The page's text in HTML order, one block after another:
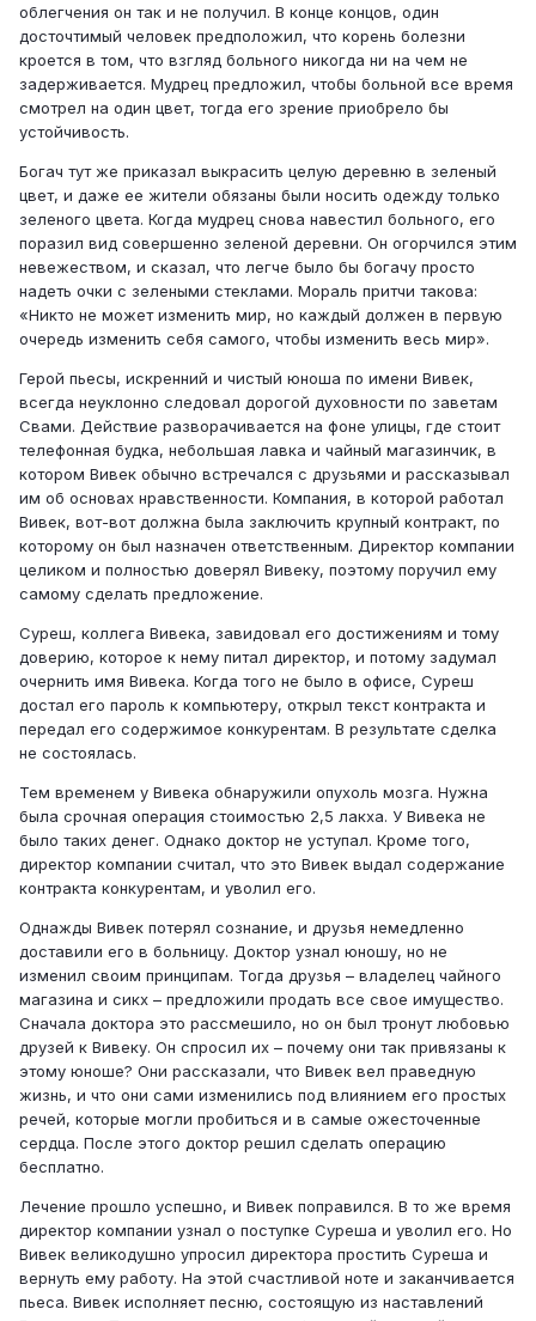
облегчения он так и не получил. В конце концов, один
досточтимый человек предположил, что корень болезни
кроется в том, что взгляд больного никогда ни на чем не
задерживается. Мудрец предложил, чтобы больной все время
смотрел на один цвет, тогда его зрение приобрело бы
устойчивость.
Богач тут же приказал выкрасить целую деревню в зеленый
цвет, и даже ее жители обязаны были носить одежду только
зеленого цвета. Когда мудрец снова навестил больного, его
поразил вид совершенно зеленой деревни. Он огорчился этим
невежеством, и сказал, что легче было бы богачу просто
надеть очки с зелеными стеклами. Мораль притчи такова:
«Никто не может изменить мир, но каждый должен в первую
очередь изменить себя самого, чтобы изменить весь мир».
Герой пьесы, искренний и чистый юноша по имени Вивек,
всегда неуклонно следовал дорогой духовности по заветам
Свами. Действие разворачивается на фоне улицы, где стоит
телефонная будка, небольшая лавка и чайный магазинчик, в
котором Вивек обычно встречался с друзьями и рассказывал
им об основах нравственности. Компания, в которой работал
Вивек, вот-вот должна была заключить крупный контракт, по
которому он был назначен ответственным. Директор компании
целиком и полностью доверял Вивеку, поэтому поручил ему
самому сделать предложение.
Суреш, коллега Вивека, завидовал его достижениям и тому
доверию, которое к нему питал директор, и потому задумал
очернить имя Вивека. Когда того не было в офисе, Суреш
достал его пароль к компьютеру, открыл текст контракта и
передал его содержимое конкурентам. В результате сделка
не состоялась.
Тем временем у Вивека обнаружили опухоль мозга. Нужна
была срочная операция стоимостью 2,5 лакха. У Вивека не
было таких денег. Однако доктор не уступал. Кроме того,
директор компании считал, что это Вивек выдал содержание
контракта конкурентам, и уволил его.
Однажды Вивек потерял сознание, и друзья немедленно
доставили его в больницу. Доктор узнал юношу, но не
изменил своим принципам. Тогда друзья – владелец чайного
магазина и сикх – предложили продать все свое имущество.
Сначала доктора это рассмешило, но он был тронут любовью
друзей к Вивеку. Он спросил их – почему они так привязаны к
этому юноше? Они рассказали, что Вивек вел праведную
жизнь, и что они сами изменились под влиянием его простых
речей, которые могли пробиться и в самые ожесточенные
сердца. После этого доктор решил сделать операцию
бесплатно.
Лечение прошло успешно, и Вивек поправился. В то же время
директор компании узнал о поступке Суреша и уволил его. Но
Вивек великодушно упросил директора простить Суреша и
вернуть ему работу. На этой счастливой ноте и заканчивается
пьеса. Вивек исполняет песню, состоящую из наставлений